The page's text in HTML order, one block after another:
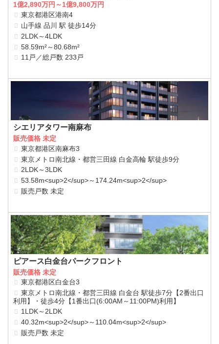
1億2,890万円～1億9,800万円
東京都港区港南4
山手線 品川 駅 徒歩14分
2LDK～4LDK
58.59m²～80.68m²
11戸／総戸数 233戸
シエリアタワー南麻布
販売価格 未定
東京都港区南麻布3
東京メトロ南北線・都営三田線 白金高輪 駅徒歩9分
2LDK～3LDK
53.58m<sup>2</sup>～174.24m<sup>2</sup>
販売戸数 未定
ピアース白金台パークフロント
販売価格 未定
東京都港区白金台3
東京メトロ南北線・都営三田線 白金台 駅徒歩7分【2番出口
利用】・徒歩4分【1番出口(6:00AM～11:00PM)利用】
1LDK～2LDK
40.32m<sup>2</sup>～110.04m<sup>2</sup>
販売戸数 未定